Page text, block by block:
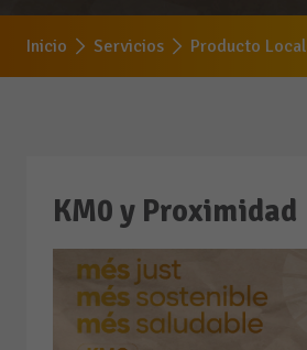
Inicio Servicios Producto Local
KM0 y Proximidad